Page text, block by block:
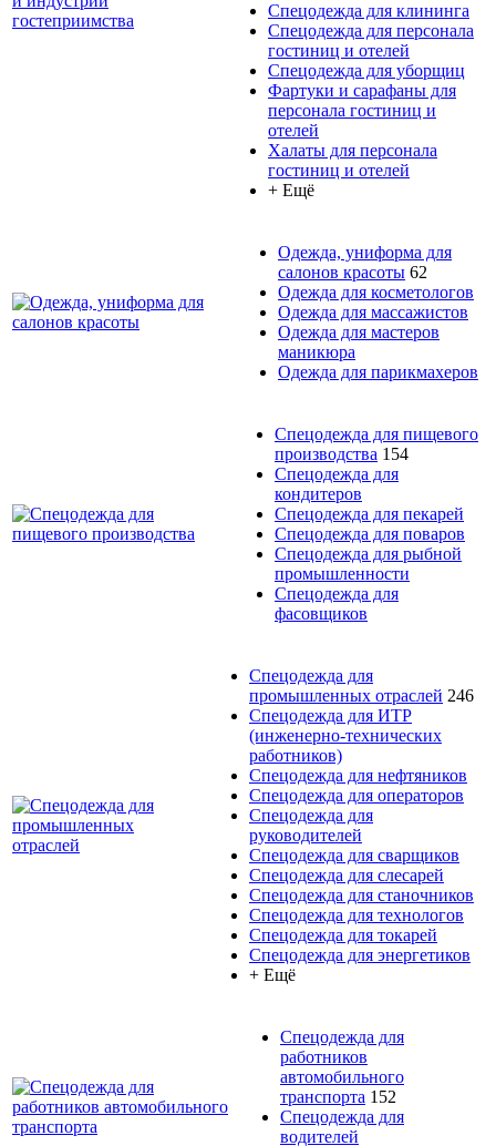
Спецодежда для клининга
Спецодежда для персонала
гостиниц и отелей
Спецодежда для уборщиц
Фартуки и сарафаны для
персонала гостиниц и
отелей
Халаты для персонала
гостиниц и отелей
+ Ещё
Одежда, униформа для
салонов красоты 62
Одежда для косметологов
Одежда для массажистов
Одежда для мастеров
маникюра
Одежда для парикмахеров
Спецодежда для пищевого
производства 154
Спецодежда для
кондитеров
Спецодежда для пекарей
Спецодежда для поваров
Спецодежда для рыбной
промышленности
Спецодежда для
фасовщиков
Спецодежда для
промышленных отраслей 246
Спецодежда для ИТР
(инженерно-технических
работников)
Спецодежда для нефтяников
Спецодежда для операторов
Спецодежда для
руководителей
Спецодежда для сварщиков
Спецодежда для слесарей
Спецодежда для станочников
Спецодежда для технологов
Спецодежда для токарей
Спецодежда для энергетиков
+ Ещё
Спецодежда для
работников
автомобильного
транспорта 152
Спецодежда для
водителей